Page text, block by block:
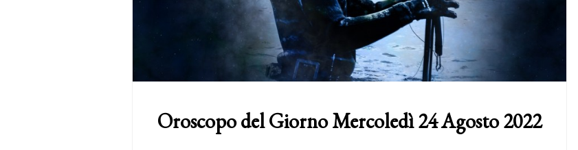
Oroscopo del Giorno Mercoledì 24 Agosto 2022